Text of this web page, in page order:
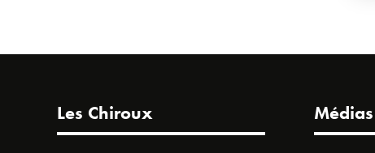
Les Chiroux Médias